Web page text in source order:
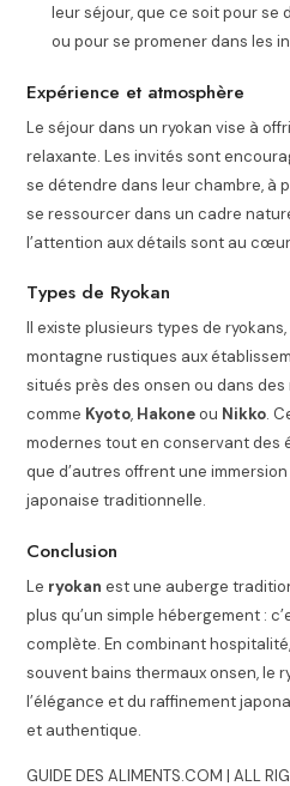
leur séjour, que ce soit pour se
ou pour se promener dans les
Expérience et atmosphère
Le séjour dans un ryokan vise à
relaxante. Les invités sont
se détendre dans leur chambre, à
se ressourcer dans un cadre
l’attention aux détails sont au
Types de Ryokan
Il existe plusieurs types de
montagne rustiques aux
situés près des onsen ou dans
comme Kyoto, Hakoneou Nikko.
modernes tout en conservant des
que d’autres offrent une
japonaise traditionnelle.
Conclusion
Le ryokan est une auberge
plus qu’un simple hébergement :
complète. En combinant
souvent bains thermaux onsen, le
l’élégance et du raffinement
et authentique.
GUIDE DES ALIMENTS.COM | ALL